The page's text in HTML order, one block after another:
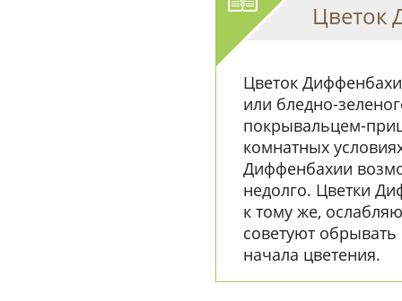
Цветок
Цветок
или бледно-
покрывальцем-
комнатных
Диффенбахии
недолго. Цветки
к тому же,
советуют
начала цветения.